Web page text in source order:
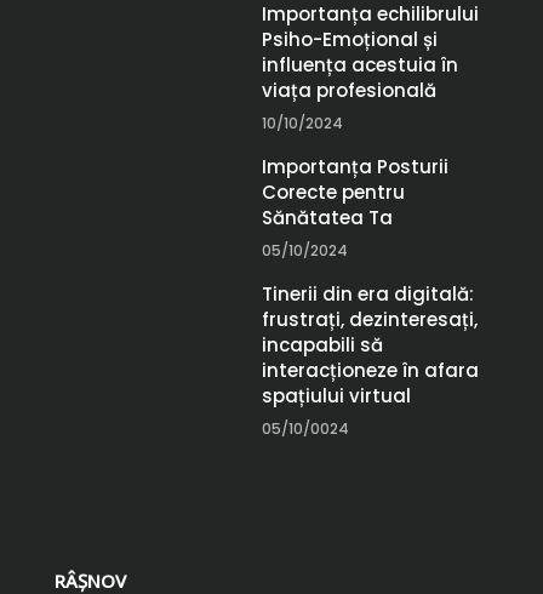
Importanța echilibrului
Psiho-Emoțional și
influența acestuia în
viața profesională
10/10/2024
Importanța Posturii
Corecte pentru
Sănătatea Ta
05/10/2024
Tinerii din era digitală:
frustrați, dezinteresați,
incapabili să
interacționeze în afara
spațiului virtual
05/10/0024
RÂŞNOV